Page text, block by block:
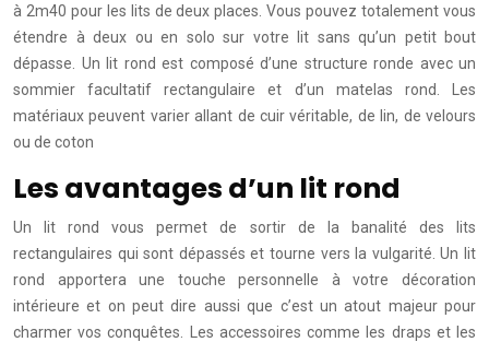
à 2m40 pour les lits de deux places. Vous pouvez totalement vous
étendre à deux ou en solo sur votre lit sans qu’un petit bout
dépasse. Un lit rond est composé d’une structure ronde avec un
sommier facultatif rectangulaire et d’un matelas rond. Les
matériaux peuvent varier allant de cuir véritable, de lin, de velours
ou de coton
Les avantages d’un lit rond
Un lit rond vous permet de sortir de la banalité des lits
rectangulaires qui sont dépassés et tourne vers la vulgarité. Un lit
rond apportera une touche personnelle à votre décoration
intérieure et on peut dire aussi que c’est un atout majeur pour
charmer vos conquêtes. Les accessoires comme les draps et les